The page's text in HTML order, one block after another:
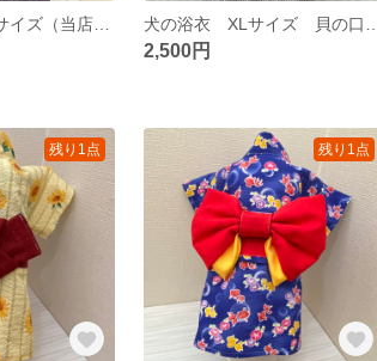
犬の浴衣 中間サイズ（当店のXLとLサイズの中間サイズ） 貝の口 男の子
2,500円
残り1点 残り1点